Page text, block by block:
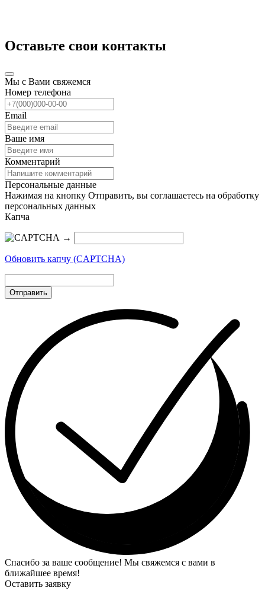
Оставьте свои контакты
Мы с Вами свяжемся
Номер телефона
Email
Ваше имя
Комментарий
Персональные данные
Нажимая на кнопку Отправить, вы соглашаетесь на обработку
персональных данных
Капча
→
Обновить капчу (CAPTCHA)
Отправить
Спасибо за ваше сообщение! Мы свяжемся с вами в
ближайшее время!
Оставить заявку